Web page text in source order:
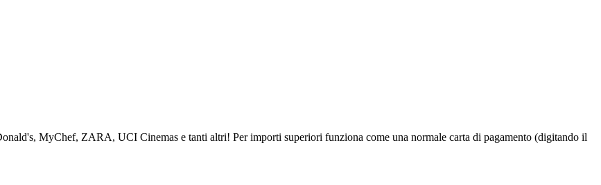
MyChef, ZARA, UCI Cinemas e tanti altri! Per importi superiori funziona come una normale carta di pagamento (digitando il